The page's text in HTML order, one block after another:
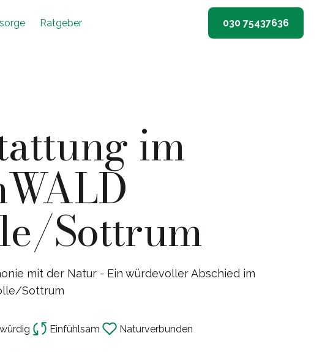
Ratgeber 030 75437636
im
Sottrum
mit der Natur - Ein würdevoller Abschied im
Sottrum
ürdig Einfühlsam Naturverbunden